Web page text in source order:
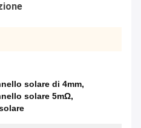
solare di 4mm,
solare 5mΩ,